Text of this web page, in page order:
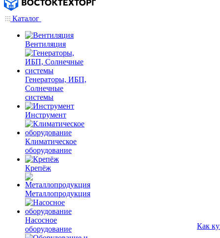
Каталог
Вентиляция
Генераторы, ИБП,
Солнечные
системы
Инструмент
Климатическое
оборудование
Крепёж
Металлопродукция
Насосное
оборудование
Как